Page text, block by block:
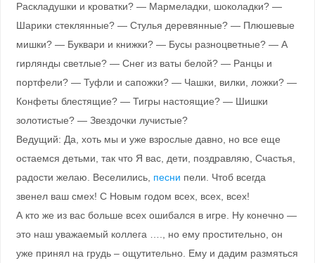
Раскладушки и кроватки? — Мармеладки, шоколадки? —
Шарики стеклянные? — Стулья деревянные? — Плюшевые
мишки? — Буквари и книжки? — Бусы разноцветные? — А
гирлянды светлые? — Снег из ваты белой? — Ранцы и
портфели? — Туфли и сапожки? — Чашки, вилки, ложки? —
Конфеты блестящие? — Тигры настоящие? — Шишки
золотистые? — Звездочки лучистые?
Ведущий: Да, хоть мы и уже взрослые давно, но все еще
остаемся детьми, так что Я вас, дети, поздравляю, Счастья,
радости желаю. Веселились, песни пели. Чтоб всегда
звенел ваш смех! С Новым годом всех, всех, всех!
А кто же из вас больше всех ошибался в игре. Ну конечно —
это наш уважаемый коллега …., но ему простительно, он
уже принял на грудь – ощутительно. Ему и дадим размяться